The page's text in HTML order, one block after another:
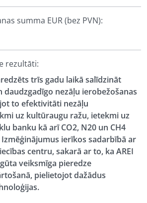
summa EUR (bez PVN):
rezultāti:
trīs gadu laikā salīdzināt
daudzgadīgo nezāļu ierobežošanas
to efektivitāti nezāļu
uz kultūraugu ražu, ietekmi uz
banku kā arī CO2, N20 un CH4
ierīkos sadarbībā ar
centru, sakarā ar to, ka AREI
veiksmīga pieredze
pielietojot dažādus